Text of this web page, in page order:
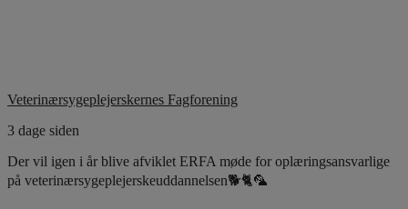
Veterinærsygeplejerskernes Fagforening
3 dage siden
Der vil igen i år blive afviklet ERFA møde for oplæringsansvarlige
på veterinærsygeplejerskeuddannelsen🐕🐈🦜